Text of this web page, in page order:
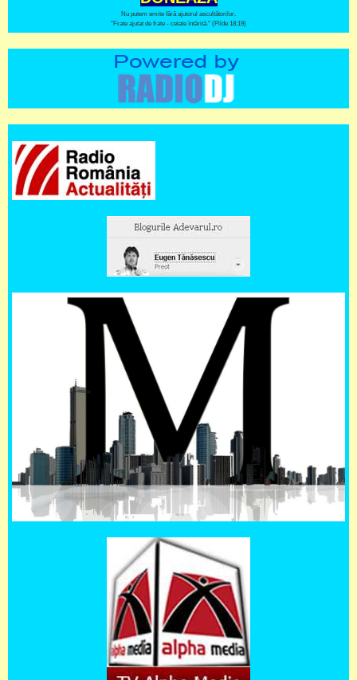
Nu putem emite fără ajutorul ascultătorilor.
"Frate ajutat de frate - cetate întărită." (Pilde 18:19)